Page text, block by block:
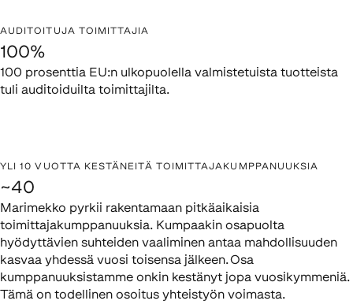
AUDITOITUJA TOIMITTAJIA
100%
100 prosenttia EU:n ulkopuolella valmistetuista tuotteista
tuli auditoiduilta toimittajilta.
YLI 10 VUOTTA KESTÄNEITÄ TOIMITTAJAKUMPPANUUKSIA
~40
Marimekko pyrkii rakentamaan pitkäaikaisia
toimittajakumppanuuksia. Kumpaakin osapuolta
hyödyttävien suhteiden vaaliminen antaa mahdollisuuden
kasvaa yhdessä vuosi toisensa jälkeen. Osa
kumppanuuksistamme onkin kestänyt jopa vuosikymmeniä.
Tämä on todellinen osoitus yhteistyön voimasta.